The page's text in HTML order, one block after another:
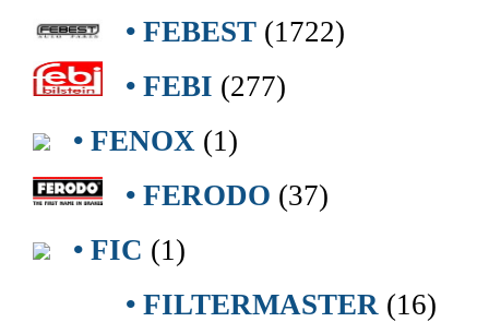
• FEBEST (1722)
• FEBI (277)
• FENOX (1)
• FERODO (37)
• FIC (1)
• FILTERMASTER (16)